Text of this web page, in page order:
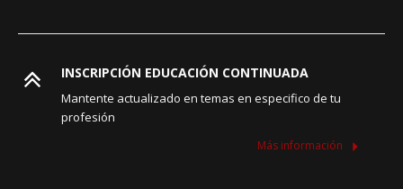
INSCRIPCIÓN EDUCACIÓN CONTINUADA
Mantente actualizado en temas en especifico de tu
profesión
Más información